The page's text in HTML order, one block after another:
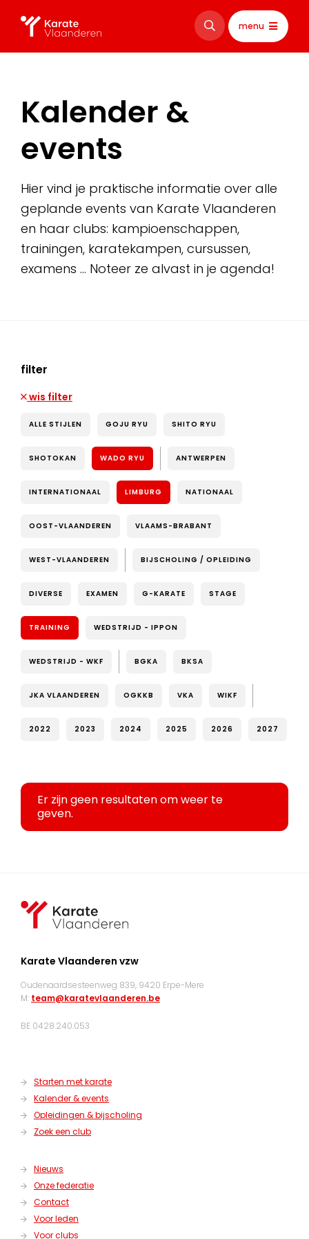
menu
Kalender &
events
Hier vind je praktische informatie over alle
geplande events van Karate Vlaanderen
en haar clubs: kampioenschappen,
trainingen, karatekampen, cursussen,
examens … Noteer ze alvast in je agenda!
filter
wis filter
ALLE STIJLEN GOJU RYU SHITO RYU
SHOTOKAN WADO RYU ANTWERPEN
INTERNATIONAAL LIMBURG NATIONAAL
OOST-VLAANDEREN VLAAMS-BRABANT
WEST-VLAANDEREN BIJSCHOLING / OPLEIDING
DIVERSE EXAMEN G-KARATE STAGE
TRAINING WEDSTRIJD - IPPON
WEDSTRIJD - WKF BGKA BKSA
JKA VLAANDEREN OGKKB VKA WIKF
2022 2023 2024 2025 2026 2027
Er zijn geen resultaten om weer te
geven.
Karate Vlaanderen vzw
Oudenaardsesteenweg 839, 9420 Erpe-Mere
M: team@karatevlaanderen.be
BE 0428.240.053
Starten met karate
Kalender & events
Opleidingen & bijscholing
Zoek een club
Nieuws
Onze federatie
Contact
Voor leden
Voor clubs